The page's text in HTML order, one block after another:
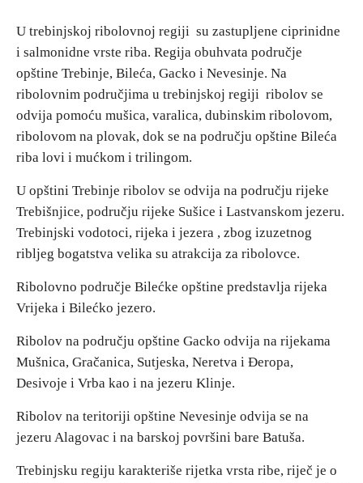
Smještaj
Multimedija
Foto
E-Brochure
Otkrij Srpsku
U trebinjskoj ribolovnoj regiji su zastupljene ciprinidne
i salmonidne vrste riba. Regija obuhvata područje
opštine Trebinje, Bileća, Gacko i Nevesinje. Na
ribolovnim područjima u trebinjskoj regiji ribolov se
odvija pomoću mušica, varalica, dubinskim ribolovom,
ribolovom na plovak, dok se na području opštine Bileća
riba lovi i mućkom i trilingom.
U opštini Trebinje ribolov se odvija na području rijeke
Trebišnjice, području rijeke Sušice i Lastvanskom jezeru.
Trebinjski vodotoci, rijeka i jezera , zbog izuzetnog
ribljeg bogatstva velika su atrakcija za ribolovce.
Ribolovno područje Bilećke opštine predstavlja rijeka
Vrijeka i Bilećko jezero.
Ribolov na području opštine Gacko odvija na rijekama
Mušnica, Gračanica, Sutjeska, Neretva i Đeropa,
Desivoje i Vrba kao i na jezeru Klinje.
Ribolov na teritoriji opštine Nevesinje odvija se na
jezeru Alagovac i na barskoj površini bare Batuša.
Trebinjsku regiju karakteriše rijetka vrsta ribe, riječ je o